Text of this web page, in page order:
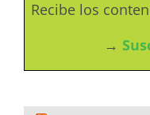
Recibe los
→